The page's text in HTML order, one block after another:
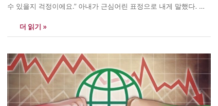
수 있을지 걱정이에요.” 아내가 근심어린 표정으로 내게 말했다. 나
우고 퇴직하는 것이 일반적인 경우 아닌가요?”라고 물었다. 그러자
당사자인 남편이 내게 상황을 설명해 주었다. “다른 분야도 마찬가
더 읽기 »